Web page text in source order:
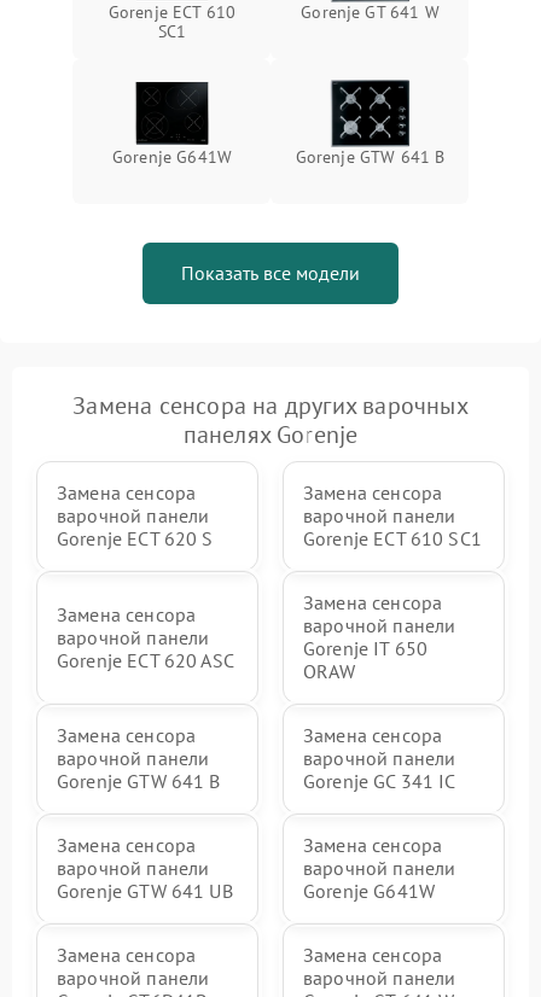
Gorenje ECT 610
SC1
Gorenje GT 641 W
Gorenje G641W Gorenje GTW 641 B
Показать все модели
Замена сенсора на других варочных
панелях Gorenje
Замена сенсора
варочной панели
Gorenje ECT 620 S
Замена сенсора
варочной панели
Gorenje ECT 610 SC1
Замена сенсора
варочной панели
Gorenje ECT 620 ASC
Замена сенсора
варочной панели
Gorenje IT 650
ORAW
Замена сенсора
варочной панели
Gorenje GTW 641 B
Замена сенсора
варочной панели
Gorenje GC 341 IC
Замена сенсора
варочной панели
Gorenje GTW 641 UB
Замена сенсора
варочной панели
Gorenje G641W
Замена сенсора
варочной панели
Замена сенсора
варочной панели